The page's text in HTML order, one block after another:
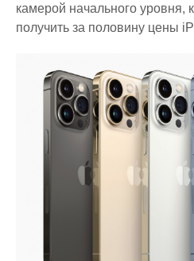
камерой начального уровня,
получить за половину цены